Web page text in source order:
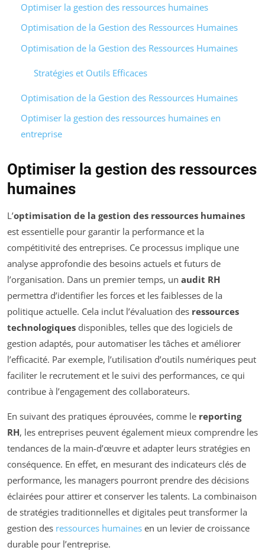
Optimiser la gestion des ressources humaines
Optimisation de la Gestion des Ressources Humaines
Optimisation de la Gestion des Ressources Humaines
Stratégies et Outils Efficaces
Optimisation de la Gestion des Ressources Humaines
Optimiser la gestion des ressources humaines en
entreprise
Optimiser la gestion des ressources
humaines
L’optimisation de la gestion des ressources humaines
est essentielle pour garantir la performance et la
compétitivité des entreprises. Ce processus implique une
analyse approfondie des besoins actuels et futurs de
l’organisation. Dans un premier temps, un audit RH
permettra d’identifier les forces et les faiblesses de la
politique actuelle. Cela inclut l’évaluation des ressources
technologiques disponibles, telles que des logiciels de
gestion adaptés, pour automatiser les tâches et améliorer
l’efficacité. Par exemple, l’utilisation d’outils numériques peut
faciliter le recrutement et le suivi des performances, ce qui
contribue à l’engagement des collaborateurs.
En suivant des pratiques éprouvées, comme le reporting
RH, les entreprises peuvent également mieux comprendre les
tendances de la main-d’œuvre et adapter leurs stratégies en
conséquence. En effet, en mesurant des indicateurs clés de
performance, les managers pourront prendre des décisions
éclairées pour attirer et conserver les talents. La combinaison
de stratégies traditionnelles et digitales peut transformer la
gestion des ressources humaines en un levier de croissance
durable pour l’entreprise.